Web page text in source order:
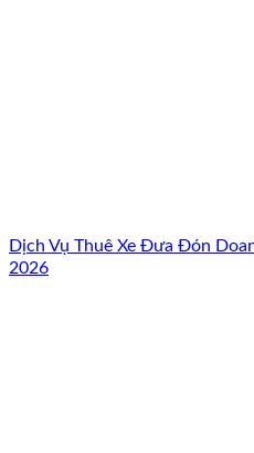
Dịch Vụ Thuê Xe Đưa Đón
2026